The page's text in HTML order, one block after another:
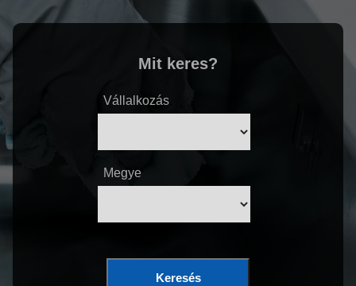
Mit keres?
Vállalkozás
Megye
Keresés